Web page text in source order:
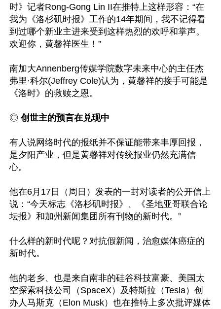
时》记者Rong-Gong Lin II在推特上这样形容：“在
我为《洛杉矶时报》工作的14年期间，我不记得看
到过哪个新业主进来受到这样热烈的欢呼和掌声。
欢迎你，黄馨祥医生！”
南加大Annenberg传媒学院数字未来中心的主任杰
弗里·科尔(Jeffrey Cole)认为，黄馨祥的接手可能是
《洛时》的救赎之恩。
◎ 创世主的预言在兑现中
有人说网络时代的报纸并不保证能带来丰厚回报，
是夕阳产业，但是黄馨祥对传统报业仍然充满信
心。
他在6月17日（周日）发表的一封对读者的公开信上
说：“今天标志《洛杉矶时报》、《圣地亚哥联合论
坛报》和加州新闻集团所有刊物的新时代。”
什么样的新时代呢？对抗假新闻，治愈媒体癌症的
新时代。
他的老乡、也是来自南非的硅谷科技富豪、美国太
空探索科技公司（SpaceX）及特斯拉（Tesla）创
办人马斯克（Elon Musk）也在推特上多次批评媒体